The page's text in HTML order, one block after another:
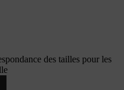
des tailles pour les